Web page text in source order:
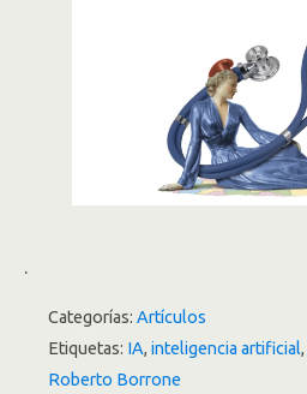
.
Categorías: Artículos
Etiquetas: IA, inteligencia artificial,
Roberto Borrone